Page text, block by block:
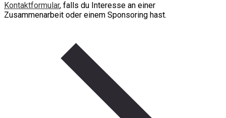
Kontaktformular, falls du Interesse an einer
Zusammenarbeit oder einem Sponsoring hast.